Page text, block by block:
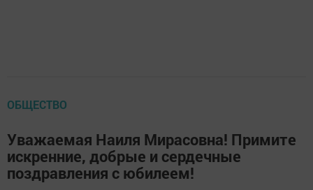
ОБЩЕСТВО
Уважаемая Наиля Мирасовна! Примите
искренние, добрые и сердечные
поздравления с юбилеем!